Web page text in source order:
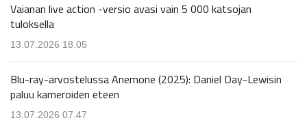
Vaianan live action -versio avasi vain 5 000 katsojan
tuloksella
13.07.2026 18.05
Blu-ray-arvostelussa Anemone (2025): Daniel Day-Lewisin
paluu kameroiden eteen
13.07.2026 07.47